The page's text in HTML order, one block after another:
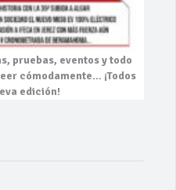
pruebas, eventosy todo
cómodamente… ¡Todos
edición!